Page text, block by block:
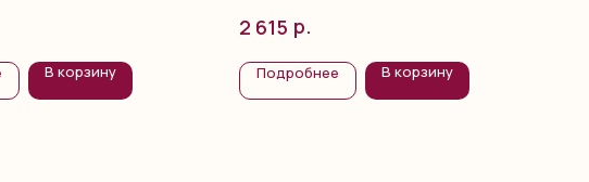
В корзину
2 615 р.
Подробнее В корзину